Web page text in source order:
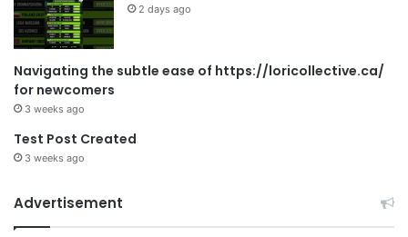
2 days ago
Navigating the subtle ease of https://loricollective.ca/
for newcomers
3 weeks ago
Test Post Created
3 weeks ago
Advertisement